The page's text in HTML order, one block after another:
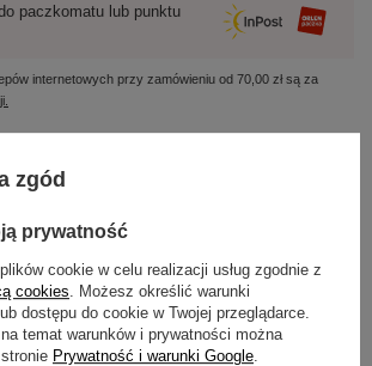
paczkomatu lub punktu
internetowych przy zamówieniu od 70,00 złsą za
zgód
prywatność
cookie w celu realizacji usług zgodnie z
cookies . Możesz określić warunki
dostępu do cookie w Twojej przeglądarce.
temat warunków i prywatności można
Prywatność i warunki Google